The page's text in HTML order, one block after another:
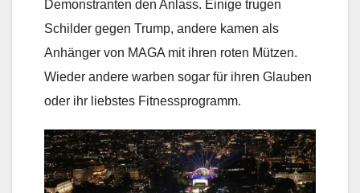
Demonstranten den Anlass. Einige trugen
Schilder gegen Trump, andere kamen als
Anhänger von MAGA mit ihren roten Mützen.
Wieder andere warben sogar für ihren Glauben
oder ihr liebstes Fitnessprogramm.